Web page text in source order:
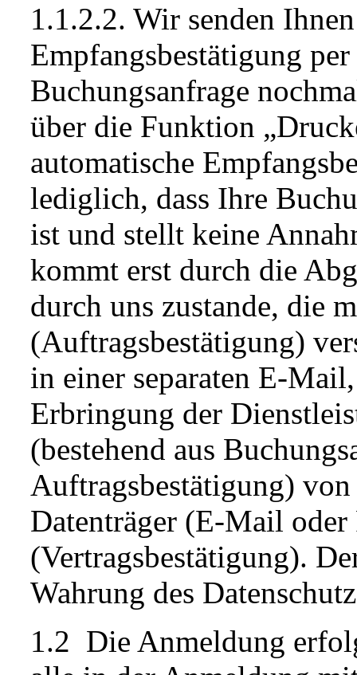
1.1.2.2. Wir senden
Empfangsbestätigung
Buchungsanfrage
über die Funktion
automatische
lediglich, dass Ihre
ist und stellt keine
kommt erst durch die
durch uns zustande, die
(Auftragsbestätigung)
in einer separaten E-
Erbringung der
(bestehend aus
Auftragsbestätigung)
Datenträger (E-Mail oder
(Vertragsbestätigung).
Wahrung des
1.2 Die Anmeldung